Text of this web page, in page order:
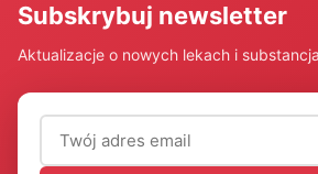
Subskrybuj newsletter
Aktualizacje o nowych lekach i
Adres email (wymagany)